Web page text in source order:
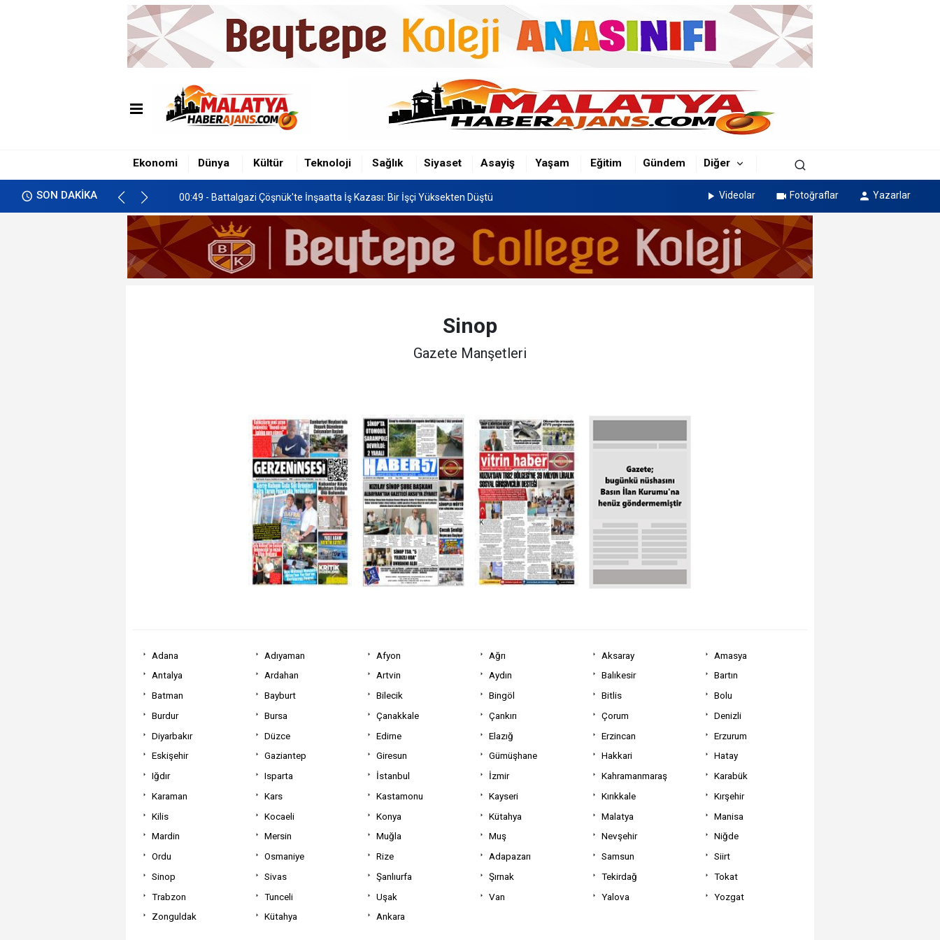
Ekonomi Dünya Kültür Teknoloji Sağlık Siyaset Asayiş Yaşam Eğitim Gündem Diğer
SON DAKİKA
00:49 - Battalgazi Çöşnük'te İnşaatta İş Kazası: Bir İşçi Yüksekten Düştü
00:58 - Malatya’da Gastronomi Festivali, 8-16 Ağustos'ta Yapılacak
00:49 - Battalgazi Çöşnük'te İnşaatta İş Kazası: Bir İşçi Yüksekten Düştü
01:00 - İkizce'de Freni Boşalan Hafriyat Kamyonu TOKİ Konutlarına Çarptı
Videolar Fotoğraflar Yazarlar
Sinop
Gazete Manşetleri
Adana Adıyaman Afyon Ağrı Aksaray
Amasya
Antalya
Ardahan Artvin Aydın Balıkesir
Bartın
Batman
Bayburt Bilecik Bingöl Bitlis
Bolu
Burdur
Bursa Çanakkale Çankırı Çorum
Denizli
Diyarbakır
Düzce Edirne Elazığ Erzincan
Erzurum
Eskişehir
Gaziantep Giresun Gümüşhane Hakkari
Hatay
Iğdır
Isparta İstanbul İzmir Kahramanmaraş
Karabük
Karaman
Kars Kastamonu Kayseri Kırıkkale
Kırşehir
Kilis
Kocaeli Konya Kütahya Malatya
Manisa
Mardin
Mersin Muğla Muş Nevşehir
Niğde
Ordu
Osmaniye Rize Adapazarı Samsun
Siirt
Sinop
Sivas Şanlıurfa Şırnak Tekirdağ
Tokat
Trabzon
Tunceli Uşak Van Yalova
Yozgat
Zonguldak
Kütahya Ankara